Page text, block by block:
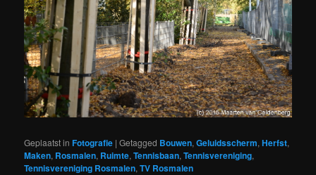
Geplaatst in Fotografie |Getagged Bouwen,Geluidsscherm,Herfst,
Maken, Rosmalen, Ruimte,Tennisbaan,Tennisvereniging,
Tennisvereniging Rosmalen,TV Rosmalen